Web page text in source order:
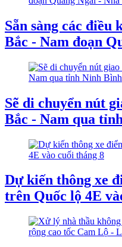
Sẵn sàng các điều
Bắc - Nam đoạn
Sẽ di chuyển nút
Bắc - Nam qua
Dự kiến thông xe
trên Quốc lộ 4E